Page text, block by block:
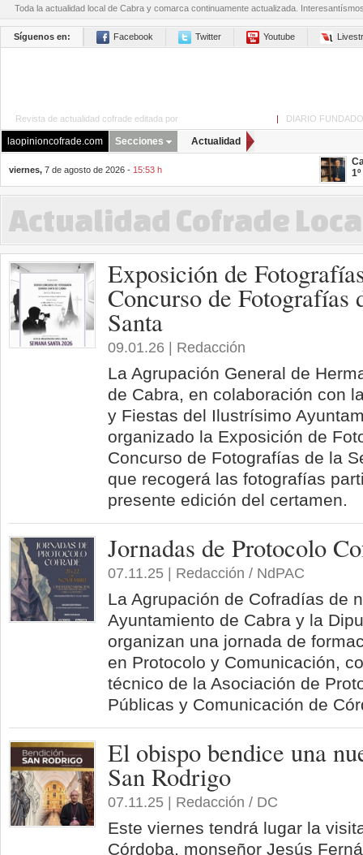
Toda la actualidad local de Cabra y comarca continuamente actualizada.
Síguenos en: Facebook Twitter Youtube
Revista de actualidad cofrade editada por | DIARIO
laopinioncofrade.com Secciones Actualidad
viernes, 7 de agosto de 2026 - 15:53 h
Actualidad Cofrade
Exposición de
Concurso de Fotografías
Santa
09.01.26 | Redacción
La Agrupación General de
de Cabra, en colaboración con
y Fiestas del Ilustrísimo
organizado la Exposición de
Concurso de Fotografías de la
que recogerá las fotografías
presente edición del certamen.
Jornadas de Protocolo
07.11.25 | Redacción / NdPAC
La Agrupación de Cofradías de
Ayuntamiento de Cabra y la
organizan una jornada de
en Protocolo y Comunicación,
técnico de la Asociación de
Públicas y Comunicación de
El obispo bendice una
San Rodrigo
07.11.25 | Redacción / DC
Este viernes tendrá lugar la
Córdoba, monseñor Jesús